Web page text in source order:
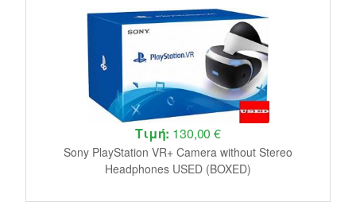
Τιμή: 130,00 €
Sony PlayStation VR+ Camera without Stereo
Headphones USED (BOXED)